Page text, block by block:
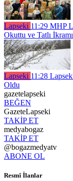
Lapseki 11:29 MHP
Okuttu ve Tatlı
Lapseki 11:28
Oldu
gazetelapseki
BEĞEN
GazeteLapseki
TAKİP ET
medyabogaz
TAKİP ET
@bogazmedyatv
ABONE OL
Resmî İlanlar